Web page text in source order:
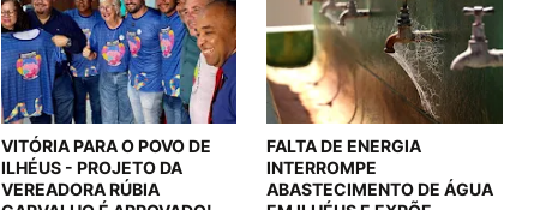
VITÓRIA PARA O POVO DE
ILHÉUS - PROJETO DA
VEREADORA RÚBIA
FALTA DE ENERGIA
INTERROMPE
ABASTECIMENTO DE ÁGUA